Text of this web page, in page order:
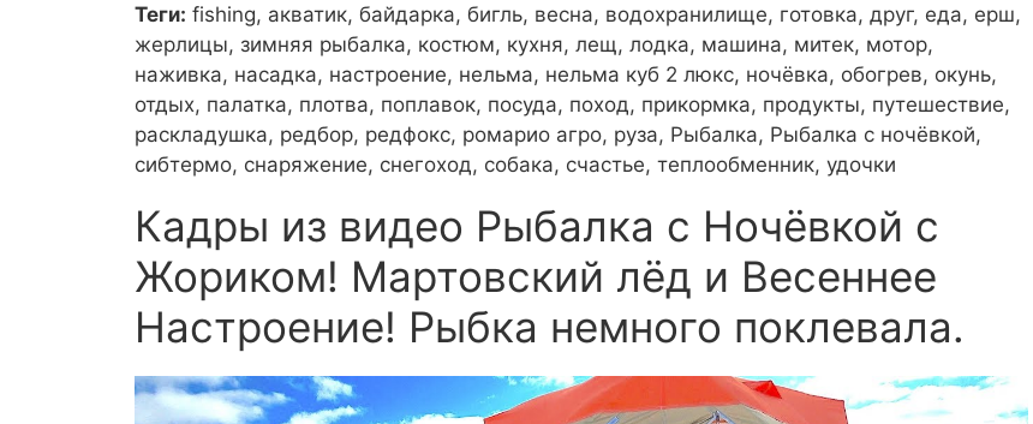
Теги: fishing, акватик, байдарка, бигль, весна, водохранилище, готовка, друг, еда, ерш,
жерлицы, зимняя рыбалка, костюм, кухня, лещ, лодка, машина, митек, мотор,
наживка, насадка, настроение, нельма, нельма куб 2 люкс, ночёвка, обогрев, окунь,
отдых, палатка, плотва, поплавок, посуда, поход, прикормка, продукты, путешествие,
раскладушка, редбор, редфокс, ромарио агро, руза, Рыбалка, Рыбалка с ночёвкой,
сибтермо, снаряжение, снегоход, собака, счастье, теплообменник, удочки
Кадры из видео Рыбалка с Ночёвкой с
Жориком! Мартовский лёд и Весеннее
Настроение! Рыбка немного поклевала.